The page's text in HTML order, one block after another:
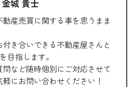
金城 貴士
産売買に関する事を思うまま
き合いできる不動産屋さんと
目指します。
など随時個別にご対応させて
にお問い合わせください！